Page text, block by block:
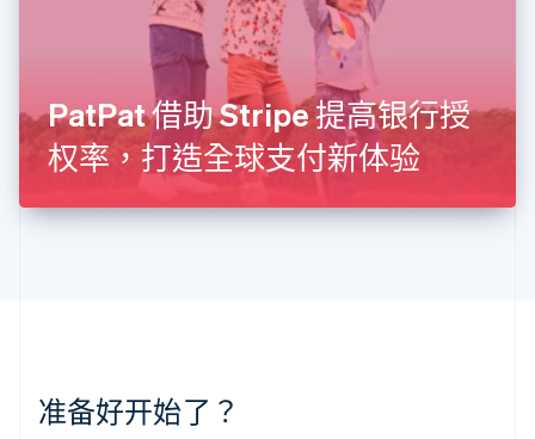
PatPat 借助 Stripe 提高银行授
权率，打造全球支付新体验
准备好开始了？
DeutschEnglish
马尔他
English
马来西亚
简体中文
美国
日本
日本語English